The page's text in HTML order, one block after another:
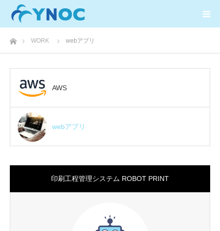
ホームWORK webアプリ
AWS
webアプリ
印刷工程管理システム ROBOT PRINT